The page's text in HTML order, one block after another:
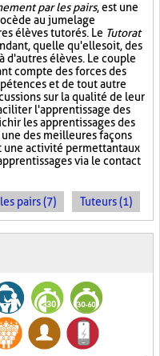
par les pairs, est une
au jumelage
élèves tutorés. Le Tutorat
quelle qu'elle soit, des
d'autres élèves. Le couple
compte des forces des
et de tout autre
sur la qualité de leur
l'apprentissage des
les apprentissages des
des meilleures façons
une activité permettant aux
via le contact
pairs (7) Tuteurs (1)